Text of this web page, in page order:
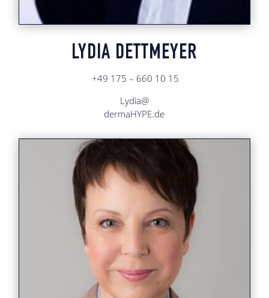
LYDIA DETTMEYER
+49 175 – 660 10 15
Lydia@
dermaHYPE.de